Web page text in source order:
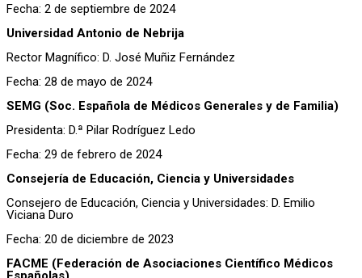
Fecha: 2 de septiembre de 2024
Universidad Antonio de Nebrija
Rector Magnífico: D. José Muñiz Fernández
Fecha: 28 de mayo de 2024
SEMG (Soc. Española de Médicos Generales y de Familia)
Presidenta: D.ª Pilar Rodríguez Ledo
Fecha: 29 de febrero de 2024
Consejería de Educación, Ciencia y Universidades
Consejero de Educación, Ciencia y Universidades: D. Emilio
Viciana Duro
Fecha: 20 de diciembre de 2023
FACME (Federación de Asociaciones Científico Médicos